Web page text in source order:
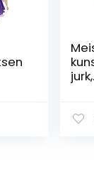
jurk,